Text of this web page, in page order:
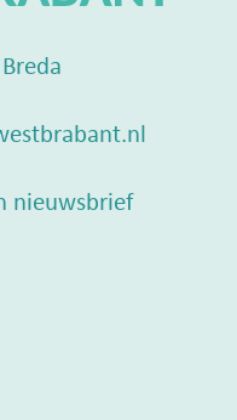
nieuwsbrief